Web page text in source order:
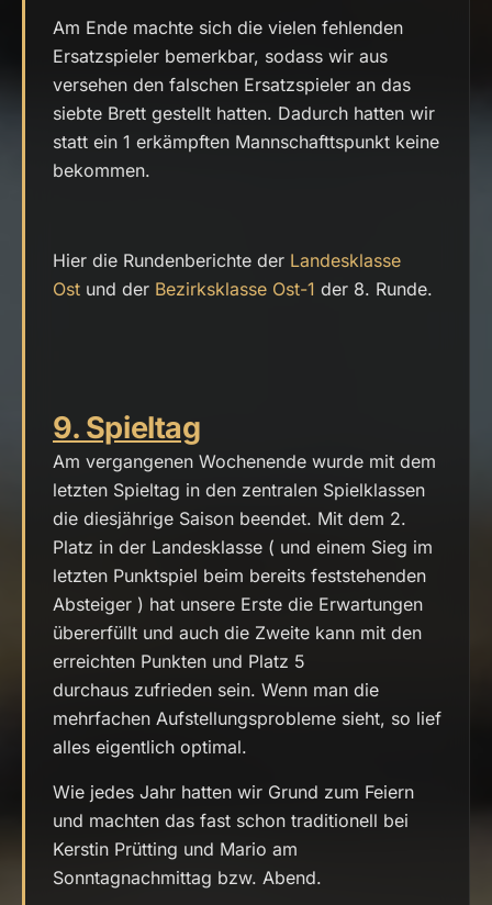
Am Ende machte sich die vielen fehlenden
Ersatzspieler bemerkbar, sodass wir aus
versehen den falschen Ersatzspieler an das
siebte Brett gestellt hatten. Dadurch hatten wir
statt ein 1 erkämpften Mannschafttspunkt keine
bekommen.
Hier die Rundenberichte der Landesklasse
Ost und der Bezirksklasse Ost-1 der 8. Runde.
9. Spieltag
Am vergangenen Wochenende wurde mit dem
letzten Spieltag in den zentralen Spielklassen
die diesjährige Saison beendet. Mit dem 2.
Platz in der Landesklasse ( und einem Sieg im
letzten Punktspiel beim bereits feststehenden
Absteiger ) hat unsere Erste die Erwartungen
übererfüllt und auch die Zweite kann mit den
erreichten Punkten und Platz 5
durchaus zufrieden sein. Wenn man die
mehrfachen Aufstellungsprobleme sieht, so lief
alles eigentlich optimal.
Wie jedes Jahr hatten wir Grund zum Feiern
und machten das fast schon traditionell bei
Kerstin Prütting und Mario am
Sonntagnachmittag bzw. Abend.